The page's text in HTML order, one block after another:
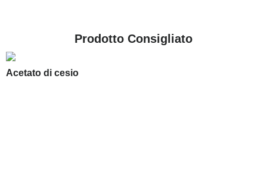
Prodotto Consigliato
Acetato di cesio